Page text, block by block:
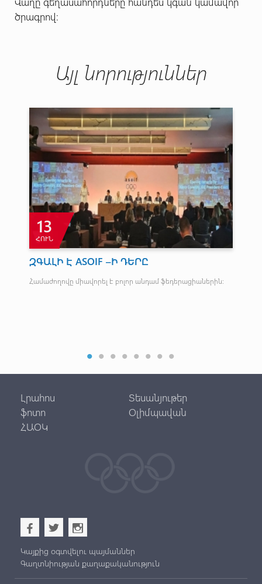
ծրագրով։
Այլ նորություններ
13
ՀՈՒՆ
ԶԳԱԼԻ Է ASOIF –Ի ԴԵՐԸ
Համաժողովը միավորել է բոլոր անդամ ֆեդերացիաներին:
Լրահոս
Տեսանյութեր
ֆոտո
Օլիմպավան
ՀԱՕԿ
b a x
Կայքից օգտվելու պայմաններ
Գաղտնիության քաղաքականություն